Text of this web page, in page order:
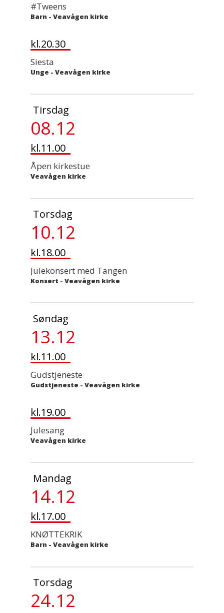
#Tweens
Barn - Veavågen kirke
kl.20.30
Siesta
Unge - Veavågen kirke
Tirsdag
08.12
kl.11.00
Åpen kirkestue
Veavågen kirke
Torsdag
10.12
kl.18.00
Julekonsert med Tangen
Konsert - Veavågen kirke
Søndag
13.12
kl.11.00
Gudstjeneste
Gudstjeneste - Veavågen kirke
kl.19.00
Julesang
Veavågen kirke
Mandag
14.12
kl.17.00
KNØTTEKRIK
Barn - Veavågen kirke
Torsdag
24.12